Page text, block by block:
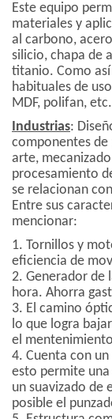
Este equipo
materiales y
al carbono,
silicio, chapa de
titanio. Como
habituales de
MDF, polifan, etc.
Industrias:
componentes
arte,
procesamiento
se relacionan
Entre sus
mencionar:
1. Tornillos y
eficiencia de
2. Generador de
hora. Ahorra
3. El camino
lo que logra
el
4. Cuenta con
esto permite
un suavizado de
posible el